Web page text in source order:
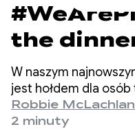
the
how
home
W naszym
jest hołdem dla
w Google Play,
współzałożycielkę
Robbie McLachlan
2 minuty